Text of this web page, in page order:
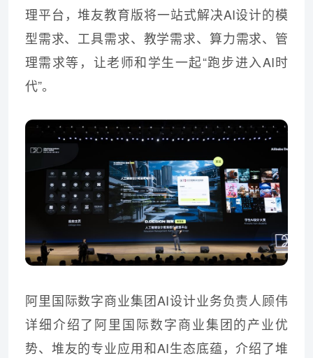
理平台，堆友教育版将一站式解决AI设计的模
型需求、工具需求、教学需求、算力需求、管
理需求等，让老师和学生一起“跑步进入AI时
代”。
阿里国际数字商业集团AI设计业务负责人顾伟
详细介绍了阿里国际数字商业集团的产业优
势、堆友的专业应用和AI生态底蕴，介绍了堆